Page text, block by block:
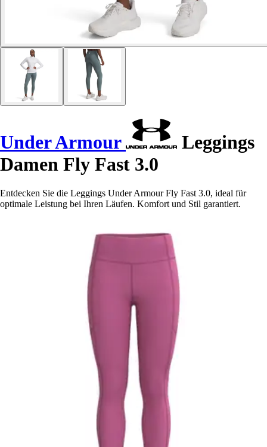
Under Armour
Leggings
Damen Fly Fast 3.0
Entdecken Sie die Leggings Under Armour Fly Fast 3.0, ideal für
optimale Leistung bei Ihren Läufen. Komfort und Stil garantiert.